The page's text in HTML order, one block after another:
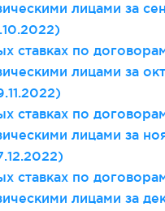
лицами за
.10.2022)
ставках по
лицами за
.11.2022)
ставках по
лицами за
.12.2022)
ставках по
лицами за